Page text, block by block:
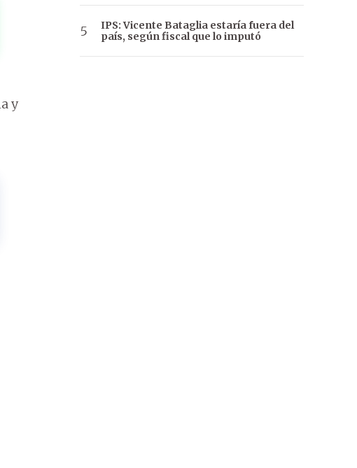
y
IPS: Vicente Bataglia estaría fuera del
país, según fiscal que lo imputó